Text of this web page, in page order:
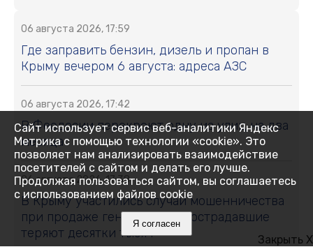
06 августа 2026, 17:59
Где заправить бензин, дизель и пропан в
Крыму вечером 6 августа: адреса АЗС
06 августа 2026, 17:42
В Феодосии перекроют одну из улиц на два
месяца
06 августа 2026, 17:38
В Крыму участились случаи мошенничества
при продаже генераторов: пострадавшие
теряют десятки тысяч
Закрыть X
Сайт использует сервис веб-аналитики Яндекс
Метрика с помощью технологии «cookie». Это
позволяет нам анализировать взаимодействие
посетителей с сайтом и делать его лучше.
Продолжая пользоваться сайтом, вы соглашаетесь
с использованием файлов cookie
Я согласен